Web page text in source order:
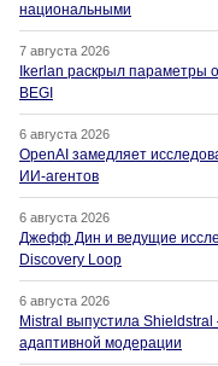
национальными
7 августа 2026
Ikerlan раскрыл параметры
BEGI
6 августа 2026
OpenAI замедляет
ИИ-агентов
6 августа 2026
Джефф Дин и ведущие
Discovery Loop
6 августа 2026
Mistral выпустила
адаптивной модерации